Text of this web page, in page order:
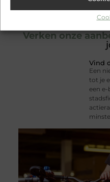
Verken onze
Vind
Een
tot je
een